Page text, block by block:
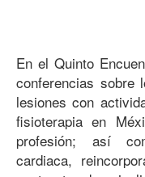
En el Quinto
conferencias sobre
lesiones con
fisioterapia en
profesión; así
cardiaca,